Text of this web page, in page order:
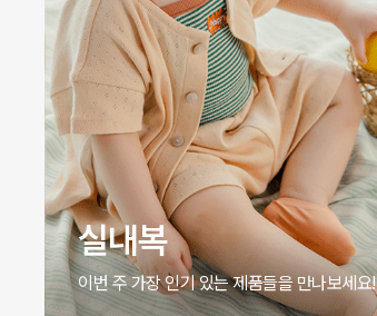
원피스
이번 주 가장 인기 있는 제품들을 만나보세요!